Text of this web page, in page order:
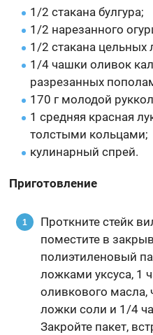
1/2 стакана булгура;
1/2 нарезанного
1/2 стакана цельных
1/4 чашки оливок
разрезанных
170 г молодой
1 средняя красная
толстыми кольцами;
кулинарный спрей.
Приготовление
Проткните стейк
поместите в
полиэтиленовый
ложками уксуса, 1
оливкового масла,
ложки соли и 1/4
Закройте пакет,